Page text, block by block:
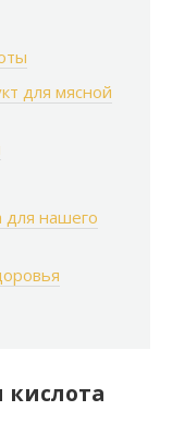
для мясной
для нашего
кислота